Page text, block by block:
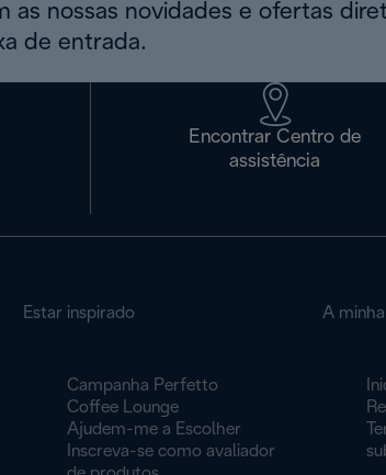
as nossas novidades e ofertas
de entrada.
Encontrar Centro de
assistência
Estar inspirado
Campanha Perfetto
Coffee Lounge
Ajudem-me a Escolher
Inscreva-se como avaliador
A